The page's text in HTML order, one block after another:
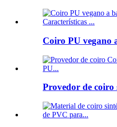
Coiro PU vegano
Provedor de coiro